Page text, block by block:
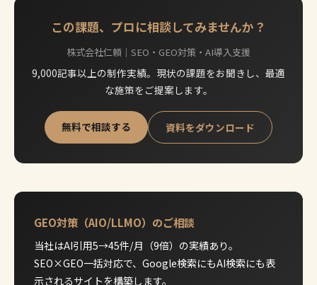
この課題、プロに相談してみませんか？
株式会社仁頼｜SEO・GEO対策・AI導入支援
9,000記事以上の制作実績。現状の課題をお聞きし、最適
な施策をご提案します。
無料で相談する 資料をダウンロード
GEO対策（AIO/LLMO）のご相談
当社はAI引用5→45件/月（9倍）の実績あり。
SEO×GEO一括対応で、Google検索にもAI検索にも表
示されるサイトを構築します。